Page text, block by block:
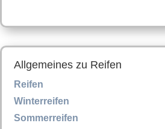
Allgemeines zu Reifen
Reifen
Winterreifen
Sommerreifen